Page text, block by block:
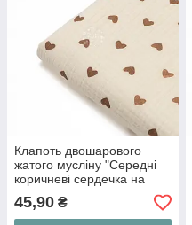
Клапоть двошарового
жатого мусліну "Середні
коричневі сердечка на
ванільному фоні", розмір
27*135 см
45,90 ₴